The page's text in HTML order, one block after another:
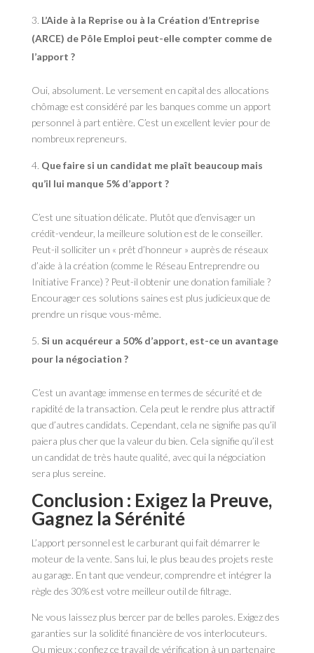
L’Aide à la Reprise ou à la Création d’Entreprise
(ARCE) de Pôle Emploi peut-elle compter comme de
l’apport ?
Oui, absolument. Le versement en capital des allocations
chômage est considéré par les banques comme un apport
personnel à part entière. C’est un excellent levier pour de
nombreux repreneurs.
Que faire si un candidat me plaît beaucoup mais
qu’il lui manque 5% d’apport ?
C’est une situation délicate. Plutôt que d’envisager un
crédit-vendeur, la meilleure solution est de le conseiller.
Peut-il solliciter un « prêt d’honneur » auprès de réseaux
d’aide à la création (comme le Réseau Entreprendre ou
Initiative France) ? Peut-il obtenir une donation familiale ?
Encourager ces solutions saines est plus judicieux que de
prendre un risque vous-même.
Si un acquéreur a 50% d’apport, est-ce un avantage
pour la négociation ?
C’est un avantage immense en termes de sécurité et de
rapidité de la transaction. Cela peut le rendre plus attractif
que d’autres candidats. Cependant, cela ne signifie pas qu’il
paiera plus cher que la valeur du bien. Cela signifie qu’il est
un candidat de très haute qualité, avec qui la négociation
sera plus sereine.
Conclusion : Exigez la Preuve,
Gagnez la Sérénité
L’apport personnel est le carburant qui fait démarrer le
moteur de la vente. Sans lui, le plus beau des projets reste
au garage. En tant que vendeur, comprendre et intégrer la
règle des 30% est votre meilleur outil de filtrage.
Ne vous laissez plus bercer par de belles paroles. Exigez des
garanties sur la solidité financière de vos interlocuteurs.
Ou mieux : confiez ce travail de vérification à un partenaire